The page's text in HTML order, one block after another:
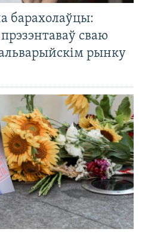
барахолаўцы:
сваю
рынку